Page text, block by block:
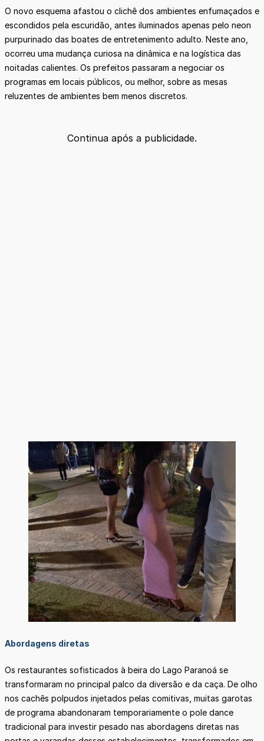
O novo esquema afastou o clichê dos ambientes enfumaçados e
escondidos pela escuridão, antes iluminados apenas pelo neon
purpurinado das boates de entretenimento adulto. Neste ano,
ocorreu uma mudança curiosa na dinâmica e na logística das
noitadas calientes. Os prefeitos passaram a negociar os
programas em locais públicos, ou melhor, sobre as mesas
reluzentes de ambientes bem menos discretos.
Continua após a publicidade.
Abordagens diretas
Os restaurantes sofisticados à beira do Lago Paranoá se
transformaram no principal palco da diversão e da caça. De olho
nos cachês polpudos injetados pelas comitivas, muitas garotas
de programa abandonaram temporariamente o pole dance
tradicional para investir pesado nas abordagens diretas nas